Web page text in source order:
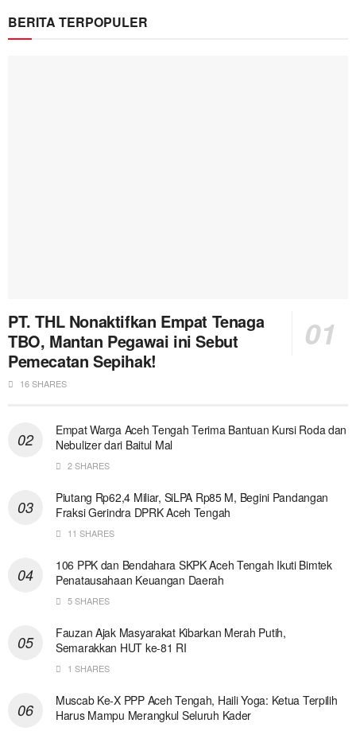
BERITA TERPOPULER
PT. THL Nonaktifkan Empat Tenaga
TBO, Mantan Pegawai ini Sebut
Pemecatan Sepihak!
16 SHARES
Empat Warga Aceh Tengah Terima Bantuan Kursi Roda dan
Nebulizer dari Baitul Mal
2 SHARES
Piutang Rp62,4 Miliar, SiLPA Rp85 M, Begini Pandangan
Fraksi Gerindra DPRK Aceh Tengah
11 SHARES
106 PPK dan Bendahara SKPK Aceh Tengah Ikuti Bimtek
Penatausahaan Keuangan Daerah
5 SHARES
Fauzan Ajak Masyarakat Kibarkan Merah Putih,
Semarakkan HUT ke-81 RI
1 SHARES
Muscab Ke-X PPP Aceh Tengah, Haili Yoga: Ketua Terpilih
Harus Mampu Merangkul Seluruh Kader